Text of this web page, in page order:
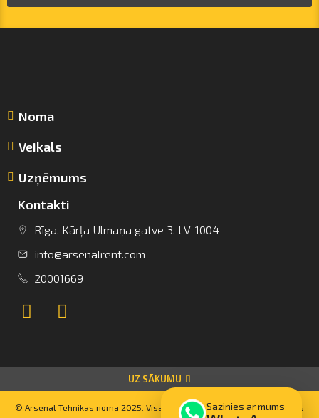
info@arsenalrent.com
Sazinies ar mums
Noma
Veikals
Uzņēmums
Kontakti
Rīga, Kārļa Ulmaņa gatve 3, LV-1004
info@arsenalrent.com
20001669
UZ SĀKUMU
© Arsenal Tehnikas noma 2025. Visas tiesības aizsargātas. Mājaslapas